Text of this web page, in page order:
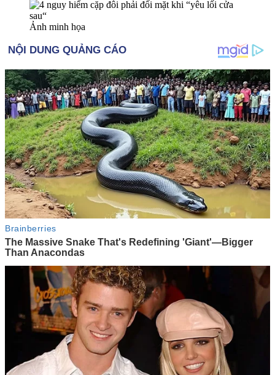
Ảnh minh họa